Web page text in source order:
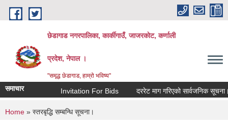
Skip to main content
छेडागाड नगरपालिका, कार्कीगाउँ, जाजरकाेट, कर्णाली
प्रदेश, नेपाल ।
"समृद्ध छेडागाड, हाम्रो भविष्य"
समाचार Invitation For Bids दररेट माग गरिएको सार्वजनिक सूचना।
You are here
Home » स्तरबृद्धि सम्बन्धि सूचना।